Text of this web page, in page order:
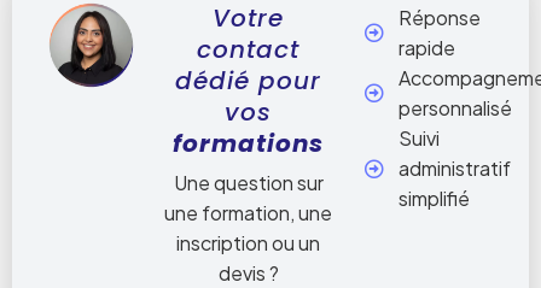
Votre
contact
dédié pour
vos
formations
Une question sur
une formation, une
inscription ou un
devis ?
Réponse
rapide
personnalisé
Suivi
administratif
simplifié